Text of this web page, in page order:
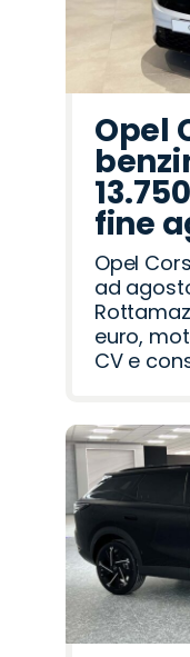
Opel
fine
Opel
ad
euro,
CV e